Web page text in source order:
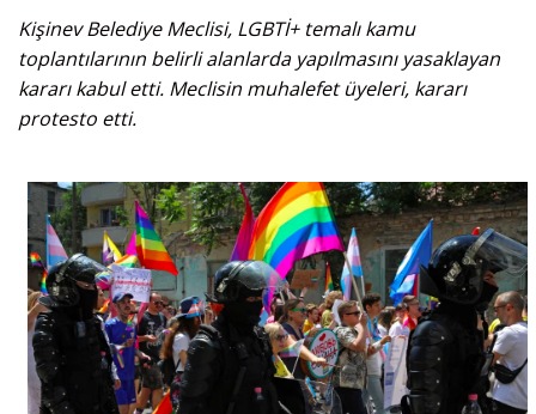
Kişinev Belediye Meclisi, LGBTİ+ temalı kamu
toplantılarının belirli alanlarda yapılmasını yasaklayan
kararı kabul etti. Meclisin muhalefet üyeleri, kararı
protesto etti.